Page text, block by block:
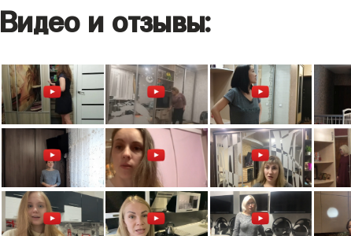
Видео и отзывы: